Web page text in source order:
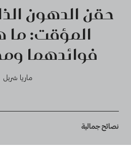
حقن الدهون
المؤقت:
فوائدهما
ماريا شربل
Breadcrumb
نصائح جمالية